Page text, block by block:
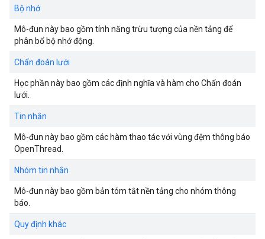
Bộ nhớ
Mô-đun này bao gồm tính năng trừu tượng của nền tảng để
phân bổ bộ nhớ động.
Chẩn đoán lưới
Học phần này bao gồm các định nghĩa và hàm cho Chẩn đoán
lưới.
Tin nhắn
Mô-đun này bao gồm các hàm thao tác với vùng đệm thông báo
OpenThread.
Nhóm tin nhắn
Mô-đun này bao gồm bản tóm tắt nền tảng cho nhóm thông
báo.
Quy định khác